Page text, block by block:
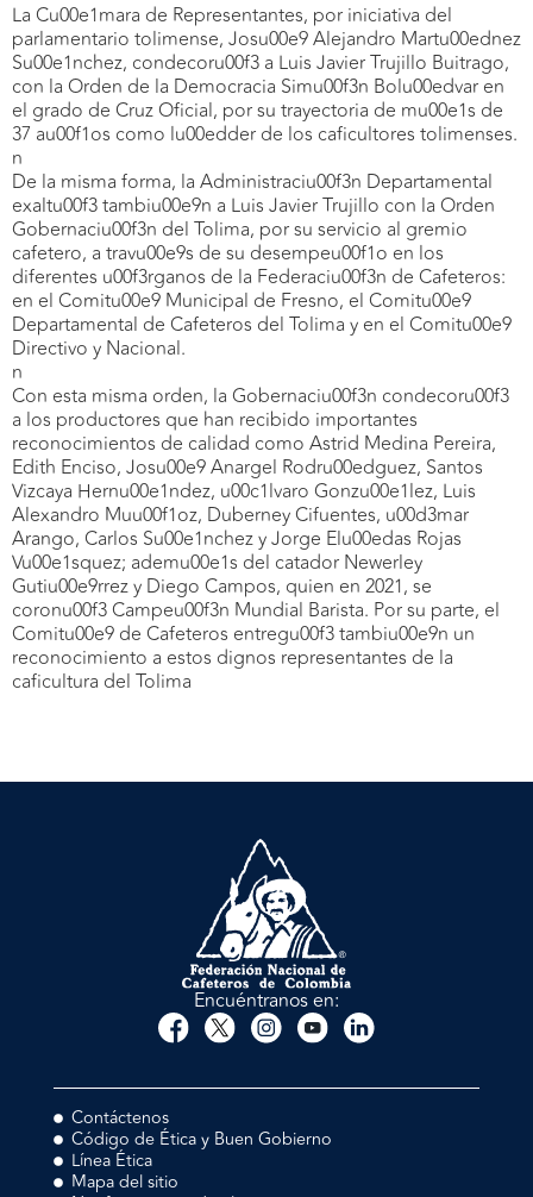
La Cu00e1mara de Representantes, por iniciativa del
parlamentario tolimense, Josu00e9 Alejandro Martu00ednez
Su00e1nchez, condecoru00f3 a Luis Javier Trujillo Buitrago,
con la Orden de la Democracia Simu00f3n Bolu00edvar en
el grado de Cruz Oficial, por su trayectoria de mu00e1s de
37 au00f1os como lu00edder de los caficultores tolimenses.
n
De la misma forma, la Administraciu00f3n Departamental
exaltu00f3 tambiu00e9n a Luis Javier Trujillo con la Orden
Gobernaciu00f3n del Tolima, por su servicio al gremio
cafetero, a travu00e9s de su desempeu00f1o en los
diferentes u00f3rganos de la Federaciu00f3n de Cafeteros:
en el Comitu00e9 Municipal de Fresno, el Comitu00e9
Departamental de Cafeteros del Tolima y en el Comitu00e9
Directivo y Nacional.
n
Con esta misma orden, la Gobernaciu00f3n condecoru00f3
a los productores que han recibido importantes
reconocimientos de calidad como Astrid Medina Pereira,
Edith Enciso, Josu00e9 Anargel Rodru00edguez, Santos
Vizcaya Hernu00e1ndez, u00c1lvaro Gonzu00e1lez, Luis
Alexandro Muu00f1oz, Duberney Cifuentes, u00d3mar
Arango, Carlos Su00e1nchez y Jorge Elu00edas Rojas
Vu00e1squez; ademu00e1s del catador Newerley
Gutiu00e9rrez y Diego Campos, quien en 2021, se
coronu00f3 Campeu00f3n Mundial Barista. Por su parte, el
Comitu00e9 de Cafeteros entregu00f3 tambiu00e9n un
reconocimiento a estos dignos representantes de la
caficultura del Tolima
Encuéntranos en:
Contáctenos
Código de Ética y Buen Gobierno
Línea Ética
Mapa del sitio